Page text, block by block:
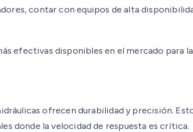
contar con equipos de alta
efectivas disponibles en el mercado para
ofrecen durabilidad y precisión.
donde la velocidad de respuesta es crítica.